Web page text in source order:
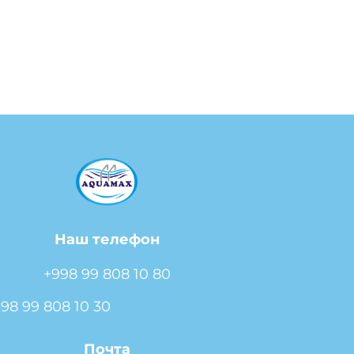
Наш телефон
+998 99 808 10 80
99 808 10 30
Почта